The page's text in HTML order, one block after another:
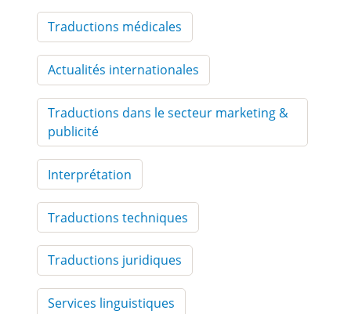
Traductions médicales
Actualités internationales
Traductions dans le secteur marketing &
publicité
Interprétation
Traductions techniques
Traductions juridiques
Services linguistiques